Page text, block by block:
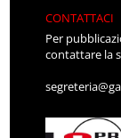
CONTATTACI
Per
contattare la